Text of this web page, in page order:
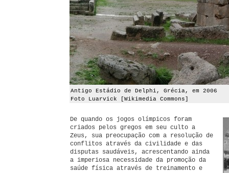
Antigo Estádio de Delphi, Grécia, em 2006
Foto Luarvick [Wikimedia Commons]
De quando os jogos olímpicos foram
criados pelos gregos em seu culto a
Zeus, sua preocupação com a resolução de
conflitos através da civilidade e das
disputas saudáveis, acrescentando ainda
a imperiosa necessidade da promoção da
saúde física através de treinamento e